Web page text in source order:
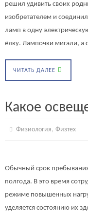
решил удивить своих
изобретателем и
ламп в одну
ёлку. Лампочки мигали, а
ЧИТАТЬ ДАЛЕЕ
Какое
Физиология,Физтех
Обычный срок
полгода. В это время
режиме повышенных
уделяется состоянию их